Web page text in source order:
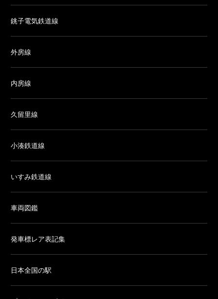
銚子電気鉄道線
外房線
内房線
久留里線
小湊鉄道線
いすみ鉄道線
車両図鑑
発車標レア表記集
日本全国の駅